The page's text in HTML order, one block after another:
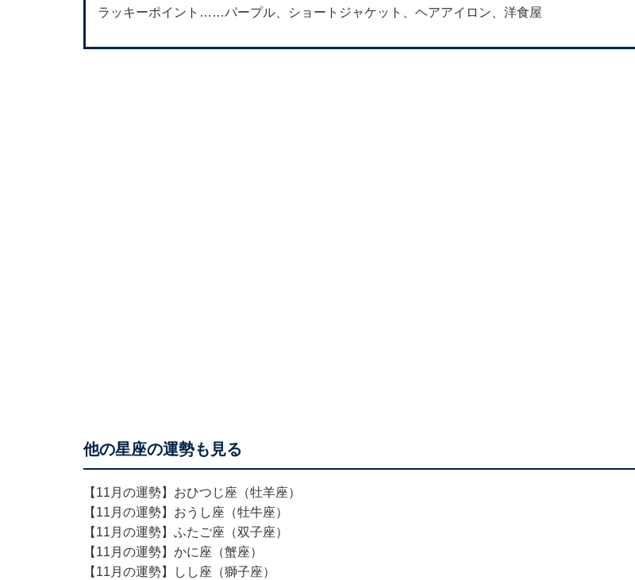
ラッキーポイント……パープル、ショートジャケット、ヘアアイロン、洋食屋
他の星座の運勢も見る
【11月の運勢】おひつじ座（牡羊座）
【11月の運勢】おうし座（牡牛座）
【11月の運勢】ふたご座（双子座）
【11月の運勢】かに座（蟹座）
【11月の運勢】しし座（獅子座）